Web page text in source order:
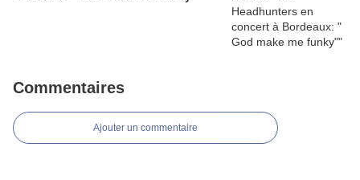
Commentaires
Ajouter un commentaire